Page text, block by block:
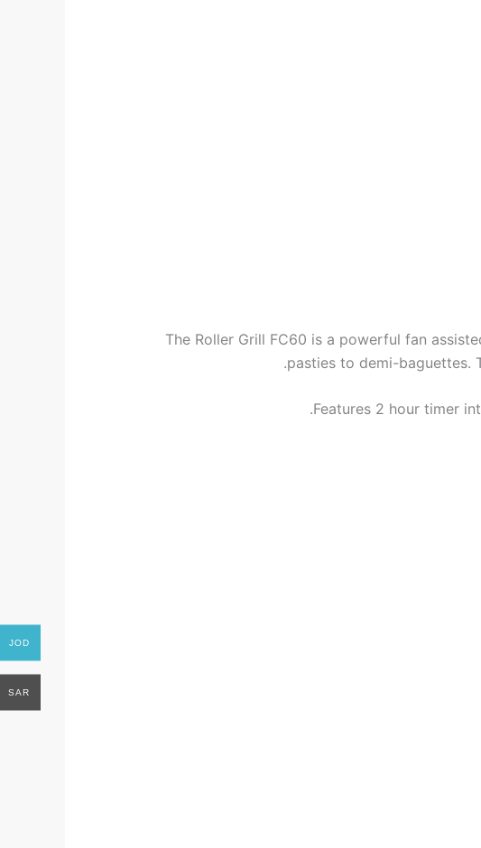
The Roller Grill FC60 is a powerful fan
pasties to demi-baguettes.
Features 2 hour timer
JOD
SAR